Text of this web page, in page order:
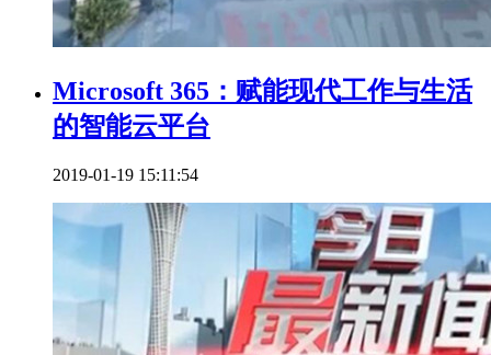
Microsoft 365：赋能现代工作与生活
的智能云平台
2019-01-19 15:11:54